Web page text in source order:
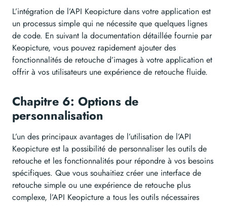
L’intégration de l’API Keopicture dans votre application est
un processus simple qui ne nécessite que quelques lignes
de code. En suivant la documentation détaillée fournie par
Keopicture, vous pouvez rapidement ajouter des
fonctionnalités de retouche d’images à votre application et
offrir à vos utilisateurs une expérience de retouche fluide.
Chapitre 6: Options de
personnalisation
L’un des principaux avantages de l’utilisation de l’API
Keopicture est la possibilité de personnaliser les outils de
retouche et les fonctionnalités pour répondre à vos besoins
spécifiques. Que vous souhaitiez créer une interface de
retouche simple ou une expérience de retouche plus
complexe, l’API Keopicture a tous les outils nécessaires